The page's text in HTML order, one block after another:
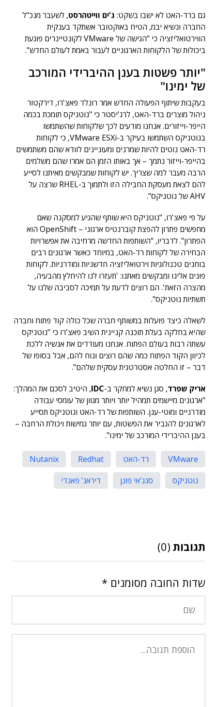
גם ברד-האט לא ישבו בשקט: ג'ים ווייטהרסט, לשעבר מנכ"ל
החברה ונשיא יבמ, הטיח באוקטובר אשתקד בענקית
הווירטואליזציה כי "הגישה של VMware לקונטיינרים פוגעת
ביכולות של הלקוחות הארגוניים לעבור באמת לעולם החדש".
"יותר פשטות בענן ההיברידי המורכב
של ימינו"
בעקבות שיתוף הפעולה החדש אמר רונלד פאצ'רו, דירקטור
ניהול מוצרים ברד-האט, לרג'יסטר כי "נוטניקס תומכת בכמה
הייפר-וייזורים. אנחנו מודעים לכך שלקוחות שהשתמשו
בנוטניקס השתמשו בעיקר ב-VMware ESXi, כי לקוחות
רד-האט נוטים להיות שמרנים ומעוניינים לוודא שהם משתמשים
בהייפר-וייזור נתמך – אך באותו הזמן הם אמרו שהם משלמים
הרבה מעבר למה שצריך. יש לקוחות שמבקשים מאיתנו לסייע
להם לצאת מעסקת החבילה הזו ולתמוך ב-RHEL שרצה על
AHV של נוטניקס".
על פי פאצ'רו, "נוטניקס היא שותף שהגיע למסקנה שאם
מחפשים פתרון להפצת קוברנטיס ארגוני – OpenShift הוא
הפתרון". לדבריו, "השותפות החדשה מרחיבה את אפשרויות
הבחירה של לקוחות רד-האט, במיוחד כאשר ארגונים רבים
בוחנים טכנולוגיות וירטואליזציה חדשניות ומודרניות. לקוחות
פונים אלינו ומבקשים מאתנו: 'תעזרו לנו להיחלץ מהבעיה,
מהצרה הזאת'. הם רוצים לדעת על תמיכה לסביבה שלנו על
תשתיות נוטניקס".
לשאלה כיצד פועלות במשותף חברה שכל כולה קוד פתוח וחברה
שהיא בחלקה בעלת תוכנה קניינית השיב פאצ'רו כי "נוטניקס
עשתה רבות בעולם הפתוח. אנחנו מעודדים את אנשיה ללכת
לכיוון הקוד הפתוח כמה שהם רוצים ונוח להם, אבל בסופו של
דבר – זו החלטה אסטרטגית עסקית שלהם".
אריק שפרד, סגן נשיא למחקר ב-IDC, היטיב לסכם את המהלך:
"ארגונים מיישמים תמהיל יותר ויותר מגוון של עומסי עבודה
מודרניים ומוטי-ענן. השותפות של רד-האט ונוטניקס תסייע
לארגונים להגביר את הפשטות, עם יותר גמישות ויכולת הרחבה –
בענן ההיברידי המורכב של ימינו".
VMware רד-האט Redhat
Nutanix
נוטניקס
סנג'אי פונן דיראג' פאנדי
תגובות (0)
שדות החובה מסומנים *